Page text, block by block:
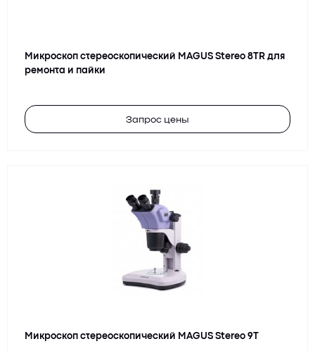
Микроскоп стереоскопический MAGUS Stereo 8TR для
ремонта и пайки
Запрос цены
Микроскоп стереоскопический MAGUS Stereo 9T